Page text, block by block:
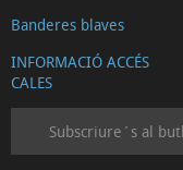
Banderes blaves
INFORMACIÓ ACCÉS
CALES
Subscriure´s al